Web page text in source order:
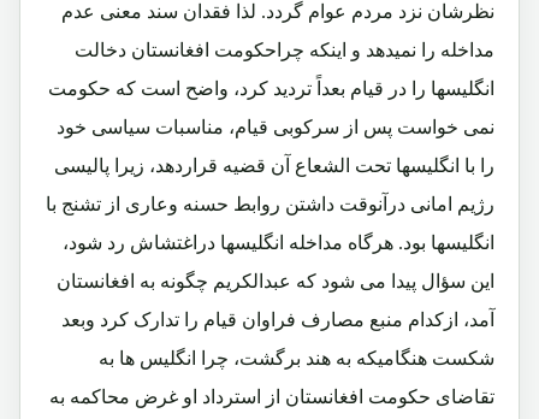
نظرشان نزد مردم عوام گردد. لذا فقدان سند معنی عدم
مداخله را نمیدهد و اینکه چراحکومت افغانستان دخالت
انگلیسها را در قیام بعداً تردید کرد، واضح است که حکومت
نمی خواست پس از سرکوبی قیام، مناسبات سیاسی خود
را با انگلیسها تحت الشعاع آن قضیه قراردهد، زیرا پالیسی
رژیم امانی درآنوقت داشتن روابط حسنه وعاری از تشنج با
انگلیسها بود. هرگاه مداخله انگلیسها دراغتشاش رد شود،
این سؤال پیدا می شود که عبدالکریم چگونه به افغانستان
آمد، ازکدام منبع مصارف فراوان قیام را تدارک کرد وبعد
شکست هنگامیکه به هند برگشت، چرا انگلیس ها به
تقاضای حکومت افغانستان از استرداد او غرض محاکمه به